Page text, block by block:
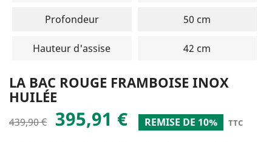
Profondeur 50 cm
Hauteur d'assise 42 cm
LA BAC ROUGE FRAMBOISE INOX
HUILÉE
439,90 € 395,91 € REMISE DE 10% TTC